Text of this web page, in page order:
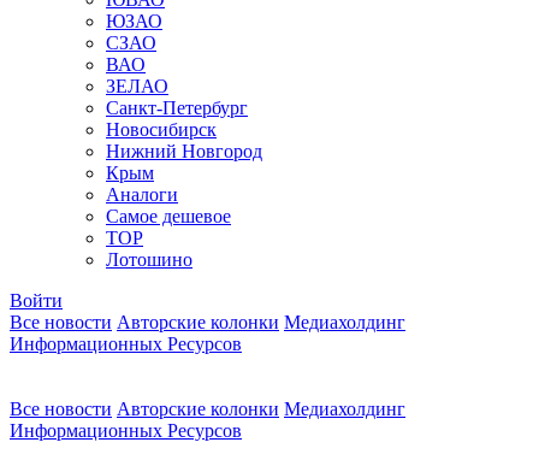
ЮЗАО
СЗАО
ВАО
ЗЕЛАО
Санкт-Петербург
Новосибирск
Нижний Новгород
Крым
Аналоги
Самое дешевое
TOP
Лотошино
Войти
Все новости Авторские колонки Медиахолдинг
Информационных Ресурсов
Все новости Авторские колонки Медиахолдинг
Информационных Ресурсов